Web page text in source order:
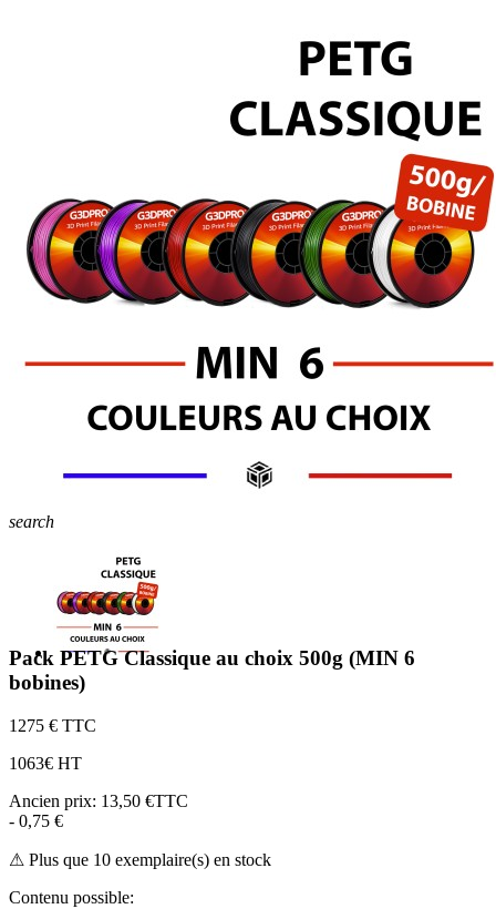
search
Pack PETG Classique au choix 500g (MIN 6
bobines)
1275 € TTC
1063€ HT
Ancien prix: 13,50 €TTC
- 0,75 €
⚠ Plus que 10 exemplaire(s) en stock
Contenu possible: